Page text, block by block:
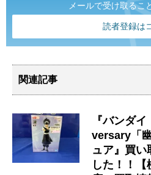
メールで受け取るこ
読者登録は
関連記事
『バンダ
versary「
ュア』買い
した！！